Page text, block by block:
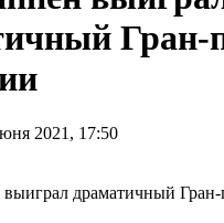
Гран-
2021, 17:50